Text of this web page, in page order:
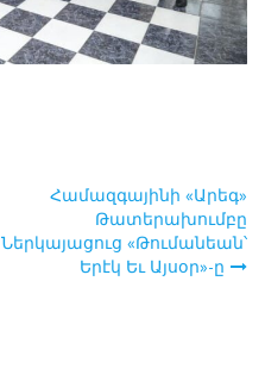
Համազգայինի «Արեգ»
Թատերախումբը
Ներկայացուց «Թումանեան՝
Երէկ Եւ Այսօր»-ը